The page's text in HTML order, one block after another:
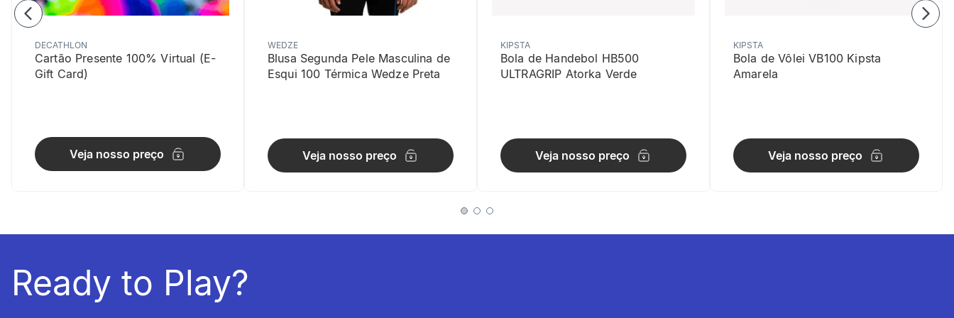
Com 2% de elastano no tecido, essa calça acompanhará todos os seus movimentos
DECATHLON
Cartão Presente 100% Virtual (E-
Gift Card)
Veja nosso preço
WEDZE
Blusa Segunda Pele Masculina de
Esqui 100 Térmica Wedze Preta
Veja nosso preço
KIPSTA
Bola de Handebol HB500
ULTRAGRIP Atorka Verde
Veja nosso preço
KIPSTA
Bola de Vôlei VB100 Kipsta
Amarela
Veja nosso preço
Ready to Play?